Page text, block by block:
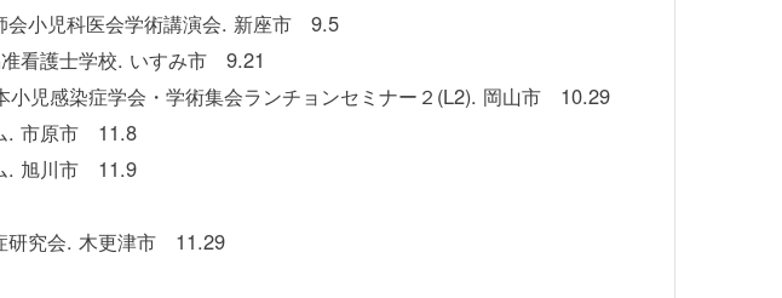
会小児科医会学術講演会. 新座市 9.5
看護士学校. いすみ市 9.21
児感染症学会・学術集会ランチョンセミナー２(L2). 岡山市 10.29
. 市原市 11.8
. 旭川市 11.9
研究会. 木更津市 11.29